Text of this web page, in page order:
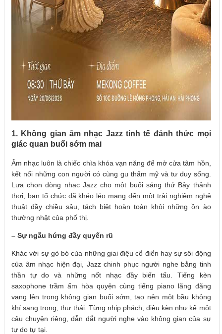
1. Không gian âm nhạc Jazz tinh tế đánh thức mọi
giác quan buổi sớm mai
Âm nhạc luôn là chiếc chìa khóa vạn năng để mở cửa tâm hồn,
kết nối những con người có cùng gu thẩm mỹ và tư duy sống.
Lựa chọn dòng nhạc Jazz cho một buổi sáng thứ Bảy thảnh
thơi, ban tổ chức đã khéo léo mang đến một trải nghiệm nghệ
thuật đầy chiều sâu, tách biệt hoàn toàn khỏi những ồn ào
thường nhật của phố thị.
– Sự ngẫu hứng đầy quyến rũ
Khác với sự gò bó của những giai điệu cổ điển hay sự sôi động
của âm nhạc hiện đại, Jazz chinh phục người nghe bằng tinh
thần tự do và những nốt nhạc đầy biến tấu. Tiếng kèn
saxophone trầm ấm hòa quyện cùng tiếng piano lãng đãng
vang lên trong không gian buổi sớm, tạo nên một bầu không
khí sang trọng, thư thái. Từng nhịp phách, điệu kèn như kể một
câu chuyện riêng, dẫn dắt người nghe vào không gian của sự
tự do tự tại.